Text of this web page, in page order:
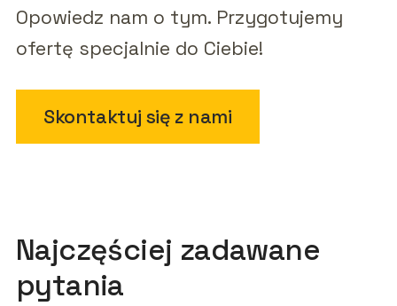
Opowiedz nam o tym. Przygotujemy
ofertę specjalnie do Ciebie!
Skontaktuj się z nami
Najczęściej zadawane
pytania